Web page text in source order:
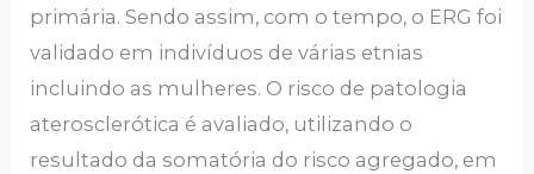
primária. Sendo assim, com o tempo, o ERG foi
validado em indivíduos de várias etnias
incluindo as mulheres. O risco de patologia
aterosclerótica é avaliado, utilizando o
resultado da somatória do risco agregado, em